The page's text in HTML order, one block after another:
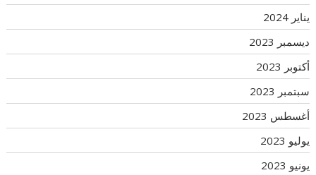
يناير 2024
ديسمبر 2023
أكتوبر 2023
سبتمبر 2023
أغسطس 2023
يوليو 2023
يونيو 2023